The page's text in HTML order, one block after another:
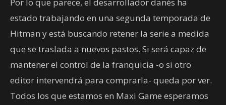
estado trabajando en una segunda temporada de
Hitman y está buscando retener la serie a medida
que se traslada a nuevos pastos. Si será capaz de
mantener el control de la franquicia -o si otro
editor intervendrá para comprarla- queda por ver.
Todos los que estamos en Maxi Game esperamos